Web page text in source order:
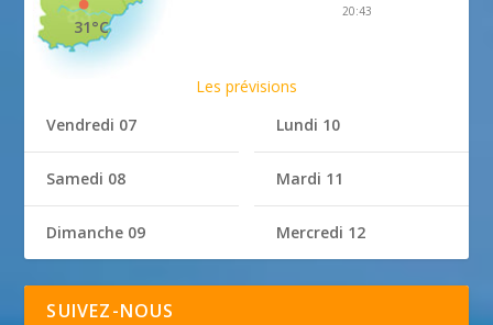
31°C
20:43
Les prévisions
Vendredi 07
Samedi 08
Dimanche 09
Lundi 10
Mardi 11
Mercredi 12
SUIVEZ-NOUS